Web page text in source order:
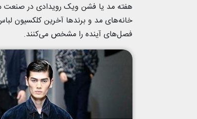
هفته مد یا فشن ویک رویدادی در صنعت
خانه‌های مد و برندها آخرین کلکسیون
فصل‌های آینده را مشخص می‌کنند.